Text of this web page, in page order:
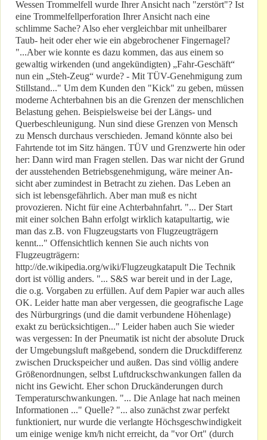
Wessen Trommelfell wurde Ihrer Ansicht nach "zerstört"? Ist
eine Trommelfellperforation Ihrer Ansicht nach eine
schlimme Sache? Also eher vergleichbar mit unheilbarer
Taub- heit oder eher wie ein abgebrochener Fingernagel?
"...Aber wie konnte es dazu kommen, das aus einem so
gewaltig wirkenden (und angekündigten) „Fahr-Geschäft“
nun ein „Steh-Zeug“ wurde? - Mit TÜV-Genehmigung zum
Stillstand..." Um dem Kunden den "Kick" zu geben, müssen
moderne Achterbahnen bis an die Grenzen der menschlichen
Belastung gehen. Beispielsweise bei der Längs- und
Querbeschleunigung. Nun sind diese Grenzen von Mensch
zu Mensch durchaus verschieden. Jemand könnte also bei
Fahrtende tot im Sitz hängen. TÜV und Grenzwerte hin oder
her: Dann wird man Fragen stellen. Das war nicht der Grund
der ausstehenden Betriebsgenehmigung, wäre meiner An-
sicht aber zumindest in Betracht zu ziehen. Das Leben an
sich ist lebensgefährlich. Aber man muß es nicht
provozieren. Nicht für eine Achterbahnfahrt. "... Der Start
mit einer solchen Bahn erfolgt wirklich katapultartig, wie
man das z.B. von Flugzeugstarts von Flugzeugträgern
kennt..." Offensichtlich kennen Sie auch nichts von
Flugzeugträgern:
http://de.wikipedia.org/wiki/Flugzeugkatapult Die Technik
dort ist völlig anders. "... S&S war bereit und in der Lage,
die o.g. Vorgaben zu erfüllen. Auf dem Papier war auch alles
OK. Leider hatte man aber vergessen, die geografische Lage
des Nürburgrings (und die damit verbundene Höhenlage)
exakt zu berücksichtigen..." Leider haben auch Sie wieder
was vergessen: In der Pneumatik ist nicht der absolute Druck
der Umgebungsluft maßgebend, sondern die Druckdifferenz
zwischen Druckspeicher und außen. Das sind völlig andere
Größenordnungen, selbst Luftdruckschwankungen fallen da
nicht ins Gewicht. Eher schon Druckänderungen durch
Temperaturschwankungen. "... Die Anlage hat nach meinen
Informationen ..." Quelle? "... also zunächst zwar perfekt
funktioniert, nur wurde die verlangte Höchsgeschwindigkeit
um einige wenige km/h nicht erreicht, da "vor Ort" (durch